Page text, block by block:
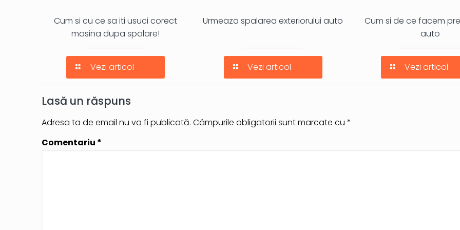
Cum si cu ce sa iti usuci corect
masina dupa spalare!
Vezi articol
Urmeaza spalarea exteriorului auto
Vezi articol
Cum si de ce facem
auto
Vezi articol
Lasă un răspuns
Adresa ta de email nu va fi publicată. Câmpurile obligatorii sunt marcate cu*
Comentariu *